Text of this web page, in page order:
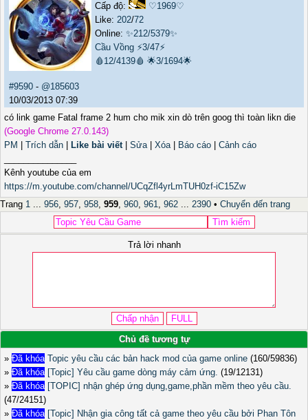
Cấp độ:
♡1969♡
Like: 202/72
Online: ✨212/5379✨
Cầu Vồng ⚡3/47⚡
🩸12/4139🩸 🌟3/1694🌟
#9590 - @185603
10/03/2013 07:39
có link game Fatal frame 2 hum cho mik xin dò trên goog thì toàn likn die
(Google Chrome 27.0.143)
PM
Trích dẫn Like bài viết| Sửa| Xóa| Báo cáo
Cảnh cáo
Kênh youtube của em
https://m.youtube.com/channel/UCqZfl4yrLmTUH0zf-iC15Zw
Trang 1 ... 956, 957, 958, 959, 960, 961, 962 ... 2390 • Chuyển đến trang
Trả lời nhanh
Chủ đề tương tự
» Đã khóa Topic yêu cầu các bản hack mod của game online (160/59836)
» Đã khóa [Topic] Yêu cầu game dòng máy cảm ứng. (19/12131)
» Đã khóa [TOPIC] nhận ghép ứng dụng,game,phần mềm theo yêu cầu.
(47/24151)
» Đã khóa [Topic] Nhận gia công tất cả game theo yêu cầu bởi Phan Tôn